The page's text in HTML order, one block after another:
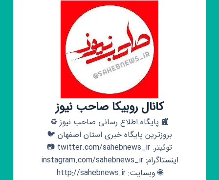
کانال روبیکا صاحب نیوز
📰 پایگاه اطلاع رسانی صاحب نیوز ♻️
بروزترین پایگاه خبری استان اصفهان 🐦
توئیتر: twitter.com/sahebnews_ir 📷
اینستاگرام: instagram.com/sahebnews_ir
🌐 وبسایت: http://sahebnews.ir